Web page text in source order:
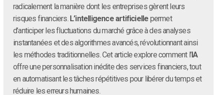
radicalement la manière dont les entreprises gèrent leurs
risques financiers. L’intelligence artificielle permet
d’anticiper les fluctuations du marché grâce à des analyses
instantanées et des algorithmes avancés, révolutionnant ainsi
les méthodes traditionnelles. Cet article explore comment l’IA
offre une personnalisation inédite des services financiers, tout
en automatisant les tâches répétitives pour libérer du temps et
réduire les erreurs humaines.